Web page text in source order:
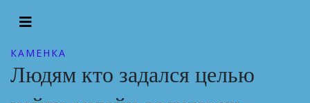
КАМЕНКА
Людям кто задался целью